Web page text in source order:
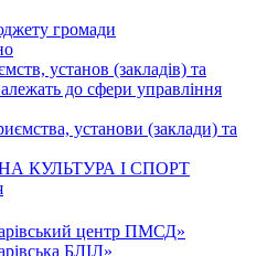
громади
установ (закладів) та
до сфери управління
установи (заклади) та
КУЛЬТУРА І СПОРТ
центр ПМСД»
БЛІЛ»